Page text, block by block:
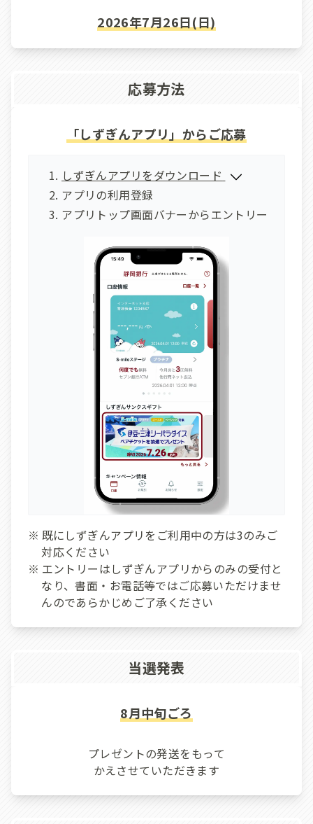
2026年7月26日(日)
応募方法
「しずぎんアプリ」からご応募
しずぎんアプリをダウンロード
アプリの利用登録
アプリトップ画面バナーからエントリー
既にしずぎんアプリをご利用中の方は3のみご
対応ください
エントリーはしずぎんアプリからのみの受付と
なり、書面・お電話等ではご応募いただけませ
んのであらかじめご了承ください
当選発表
8月中旬ごろ
プレゼントの発送をもって
かえさせていただきます